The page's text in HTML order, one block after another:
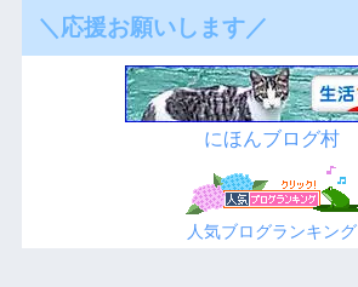
＼応援お願いします／
にほんブログ村
人気ブログランキング